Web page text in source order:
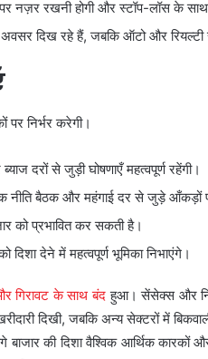
पर नज़र रखनी होगी और स्टॉप-लॉस के
दिख रहे हैं, जबकि ऑटो और रियल्टी
पर निर्भर करेगी।
दरों से जुड़ी घोषणाएँ महत्वपूर्ण रहेंगी।
नीति बैठक और महंगाई दर से जुड़े आँकड़ों
को प्रभावित कर सकती है।
दिशा देने में महत्वपूर्ण भूमिका निभाएंगे।
गिरावट के साथ बंद हुआ। सेंसेक्स और
दिखी, जबकि अन्य सेक्टरों में
की दिशा वैश्विक आर्थिक